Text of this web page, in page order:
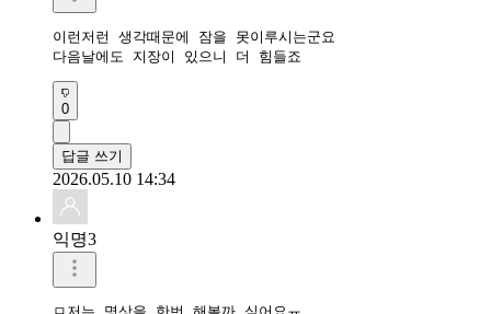
이런저런 생각때문에 잠을 못이루시는군요
다음날에도 지장이 있으니 더 힘들죠
0
답글 쓰기
2026.05.10 14:34
익명3